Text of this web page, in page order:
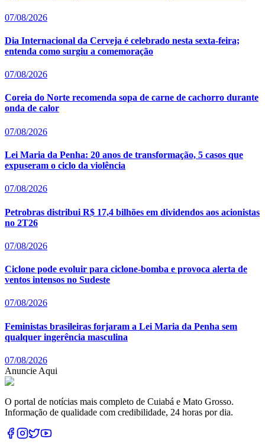
07/08/2026
Dia Internacional da Cerveja é celebrado nesta sexta-feira;
entenda como surgiu a comemoração
07/08/2026
Coreia do Norte recomenda sopa de carne de cachorro durante
onda de calor
07/08/2026
Lei Maria da Penha: 20 anos de transformação, 5 casos que
expuseram o ciclo da violência
07/08/2026
Petrobras distribui R$ 17,4 bilhões em dividendos aos acionistas
no 2T26
07/08/2026
Ciclone pode evoluir para ciclone-bomba e provoca alerta de
ventos intensos no Sudeste
07/08/2026
Feministas brasileiras forjaram a Lei Maria da Penha sem
qualquer ingerência masculina
07/08/2026
Anuncie Aqui
O portal de notícias mais completo de Cuiabá e Mato Grosso.
Informação de qualidade com credibilidade, 24 horas por dia.